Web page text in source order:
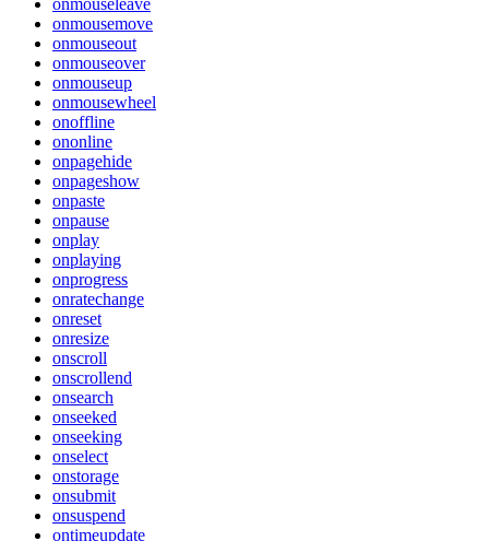
onmousemove
onmouseout
onmouseover
onmouseup
onmousewheel
onoffline
ononline
onpagehide
onpageshow
onpaste
onpause
onplay
onplaying
onprogress
onratechange
onreset
onresize
onscroll
onscrollend
onsearch
onseeked
onseeking
onselect
onstorage
onsubmit
onsuspend
ontimeupdate